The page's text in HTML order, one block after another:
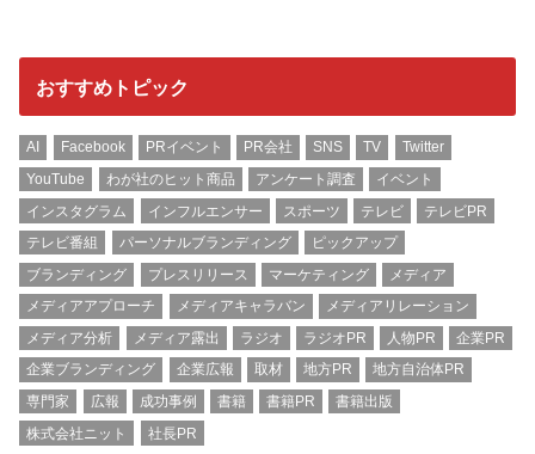
おすすめトピック
AI Facebook PRイベント PR会社 SNS TV
Twitter
YouTube
わが社のヒット商品 アンケート調査
イベント
インスタグラム
インフルエンサー スポーツ テレビ
テレビPR
テレビ番組
パーソナルブランディング
ピックアップ
ブランディング
プレスリリース マーケティング
メディア
メディアアプローチ
メディアキャラバン
メディアリレーション
メディア分析
メディア露出 ラジオ ラジオPR 人物PR
企業PR
企業ブランディング
企業広報 取材 地方PR
地方自治体PR
専門家
広報 成功事例 書籍 書籍PR
書籍出版
株式会社ニット
社長PR